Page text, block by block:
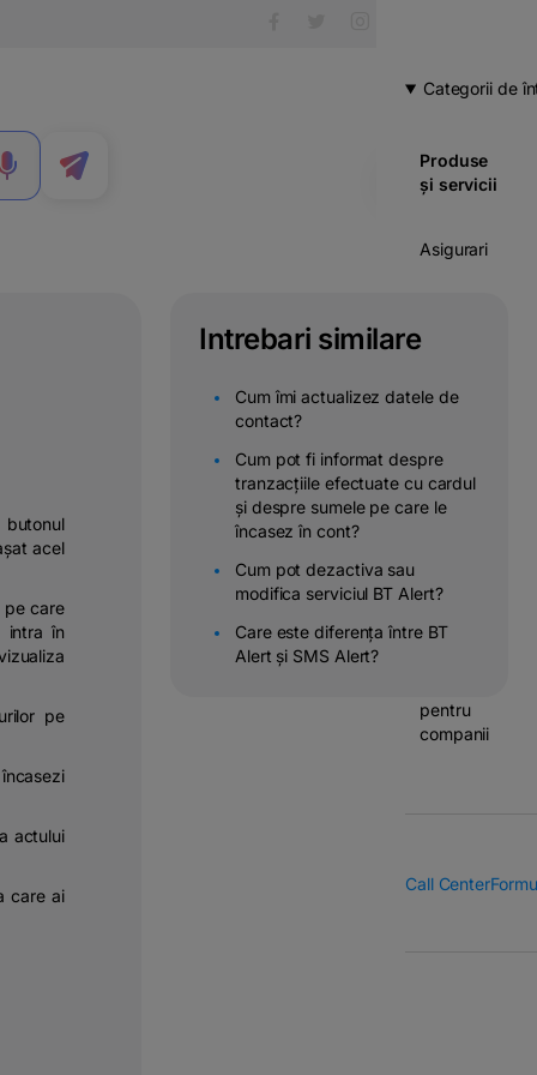
MENIU
Categorii de
Produse
și servicii
Asigurari
Economii
& investitii
bancare
pentru
companii
Call Center
acel
pe care
intra în
pe
actului
care ai
Intrebari similare
Cum îmi actualizez datele de
contact?
Cum pot fi informat despre
tranzacțiile efectuate cu cardul
și despre sumele pe care le
încasez în cont?
Cum pot dezactiva sau
modifica serviciul BT Alert?
Care este diferența între BT
Alert și SMS Alert?